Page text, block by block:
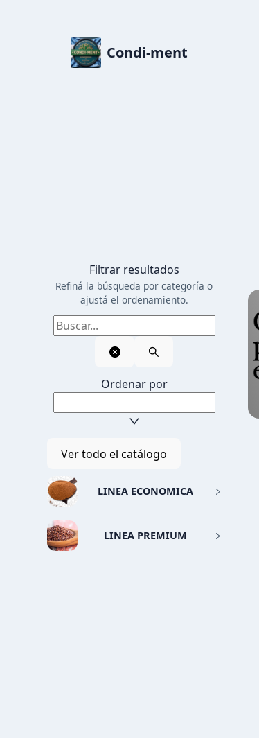
Condi-ment
Todos los
Filtrar resultados
Refiná la búsqueda por categoría o
ajustá el ordenamiento.
Ordenar por
Ver todo el catálogo
LINEA ECONOMICA
LINEA PREMIUM